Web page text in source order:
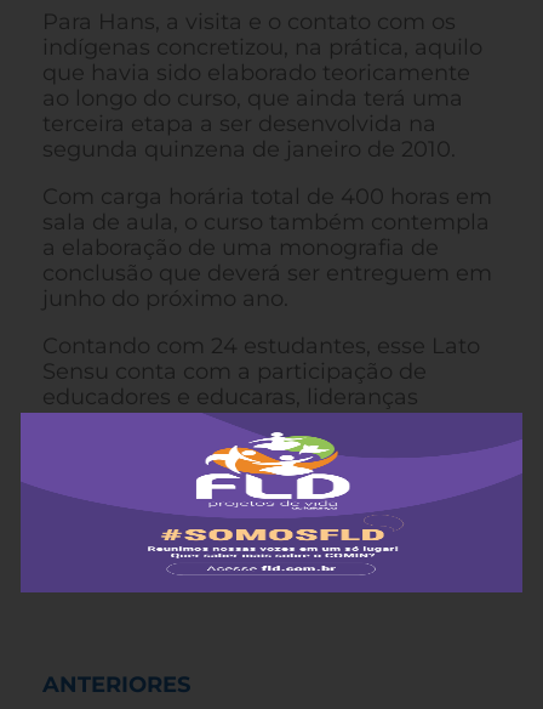
Para Hans, a visita e o contato com os
indígenas concretizou, na prática, aquilo
que havia sido elaborado teoricamente
ao longo do curso, que ainda terá uma
terceira etapa a ser desenvolvida na
segunda quinzena de janeiro de 2010.
Com carga horária total de 400 horas em
sala de aula, o curso também contempla
a elaboração de uma monografia de
conclusão que deverá ser entreguem em
junho do próximo ano.
Contando com 24 estudantes, esse Lato
Sensu conta com a participação de
educadores e educaras, lideranças
comunitárias e profissionais das áreas da
História, Teologia, Arquitetura, Artes,
Pedagogia, Matemática, Agronomia e
Assistência Social provindos do Rio
Grande do Sul, Santa Catarina, Minas
Gerais e São Paulo.
ANTERIORES